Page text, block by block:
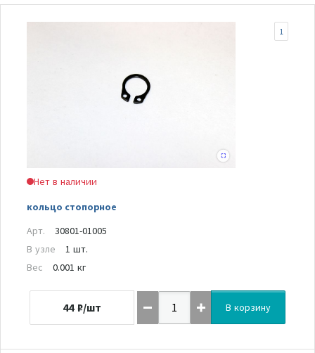
Нет в наличии
кольцо стопорное
1
Арт.
30801-01005
В узле
1 шт.
Вес
0.001 кг
44 ₽/шт В корзину